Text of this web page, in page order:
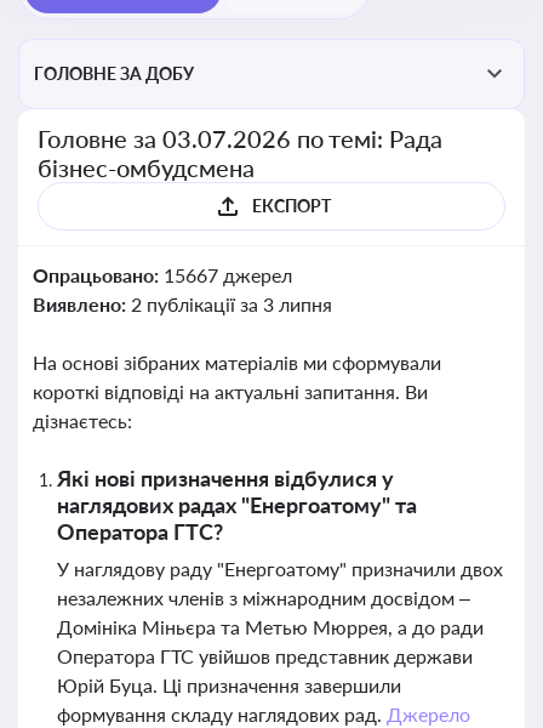
ГОЛОВНЕ ЗА ДОБУ
Головне за 03.07.2026 по темі: Рада
бізнес-омбудсмена
ЕКСПОРТ
Опрацьовано: 15667 джерел
Виявлено: 2 публікації за 3 липня
На основі зібраних матеріалів ми сформували
короткі відповіді на актуальні запитання. Ви
дізнаєтесь:
Які нові призначення відбулися у
наглядових радах "Енергоатому" та
Оператора ГТС?
У наглядову раду "Енергоатому" призначили двох
незалежних членів з міжнародним досвідом –
Домініка Міньєра та Метью Мюррея, а до ради
Оператора ГТС увійшов представник держави
Юрій Буца. Ці призначення завершили
формування складу наглядових рад. Джерело